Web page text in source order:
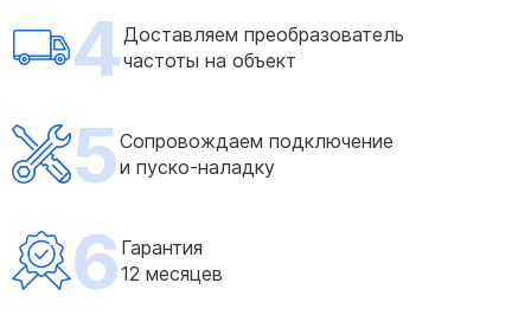
4Доставляем преобразователь
частоты на объект
5Сопровождаем подключение
и пуско-наладку
6 Гарантия
12 месяцев